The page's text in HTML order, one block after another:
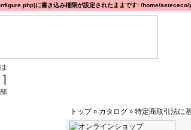
に書き込み権限が設定されたままです: /home/
トップ» カタログ » 特定商取引法に